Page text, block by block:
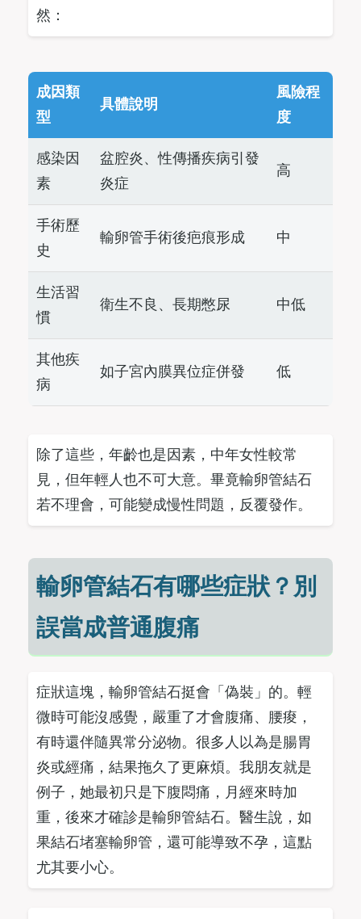
然：
成因類
型
具體說明
風險程
度
感染因
素
盆腔炎、性傳播疾病引發
炎症
高
手術歷
史
輸卵管手術後疤痕形成 中
生活習
慣
衛生不良、長期憋尿 中低
其他疾
病
如子宮內膜異位症併發 低
除了這些，年齡也是因素，中年女性較常
見，但年輕人也不可大意。畢竟輸卵管結石
若不理會，可能變成慢性問題，反覆發作。
輸卵管結石有哪些症狀？別
誤當成普通腹痛
症狀這塊，輸卵管結石挺會「偽裝」的。輕
微時可能沒感覺，嚴重了才會腹痛、腰痠，
有時還伴隨異常分泌物。很多人以為是腸胃
炎或經痛，結果拖久了更麻煩。我朋友就是
例子，她最初只是下腹悶痛，月經來時加
重，後來才確診是輸卵管結石。醫生說，如
果結石堵塞輸卵管，還可能導致不孕，這點
尤其要小心。